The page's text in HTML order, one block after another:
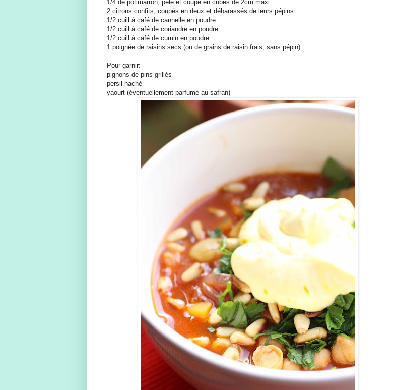
1/4 de potimarron, pelé et coupé en cubes de 2cm maxi
2 citrons confits, coupés en deux et débarassés de leurs pépins
1/2 cuill à café de cannelle en poudre
1/2 cuill à café de coriandre en poudre
1/2 cuill à café de cumin en poudre
1 poignée de raisins secs (ou de grains de raisin frais, sans pépin)
Pour garnir:
pignons de pins grillés
persil haché
yaourt (éventuellement parfumé au safran)